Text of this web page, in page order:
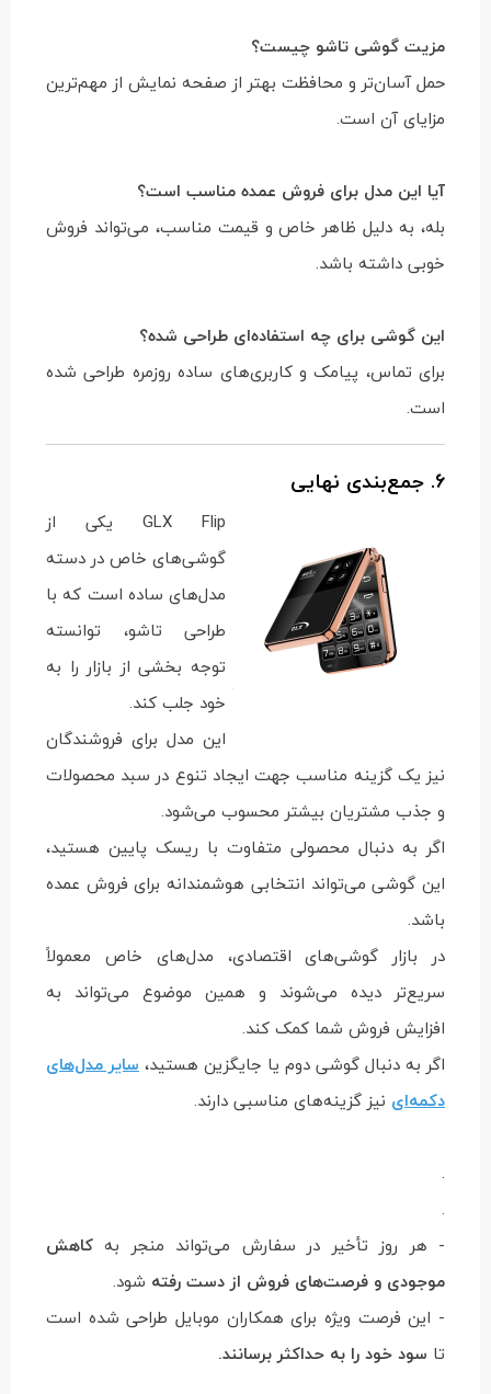
مزیت گوشی تاشو چیست؟
حمل آسان‌تر و محافظت بهتر از صفحه نمایش از مهم‌ترین
مزایای آن است.
آیا این مدل برای فروش عمده مناسب است؟
بله، به دلیل ظاهر خاص و قیمت مناسب، می‌تواند فروش
خوبی داشته باشد.
این گوشی برای چه استفاده‌ای طراحی شده؟
برای تماس، پیامک و کاربری‌های ساده روزمره طراحی شده
است.
6. جمع‌بندی نهایی
GLX Flip یکی از
گوشی‌های خاص در دسته
مدل‌های ساده است که با
طراحی تاشو، توانسته
توجه بخشی از بازار را به
خود جلب کند.
این مدل برای فروشندگان
نیز یک گزینه مناسب جهت ایجاد تنوع در سبد محصولات
و جذب مشتریان بیشتر محسوب می‌شود.
اگر به دنبال محصولی متفاوت با ریسک پایین هستید،
این گوشی می‌تواند انتخابی هوشمندانه برای فروش عمده
باشد.
در بازار گوشی‌های اقتصادی، مدل‌های خاص معمولاً
سریع‌تر دیده می‌شوند و همین موضوع می‌تواند به
افزایش فروش شما کمک کند.
اگر به دنبال گوشی دوم یا جایگزین هستید،سایر مدل‌های
دکمه‌ای نیز گزینه‌های مناسبی دارند.
.
.
- هر روز تأخیر در سفارش می‌تواند منجر به کاهش
موجودی و فرصت‌های فروش از دست رفته شود.
- این فرصت ویژه برای همکاران موبایل طراحی شده است
تا سود خود را به حداکثر برسانند.